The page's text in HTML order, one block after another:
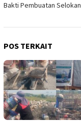
Bakti Pembuatan Selokan
POS TERKAIT